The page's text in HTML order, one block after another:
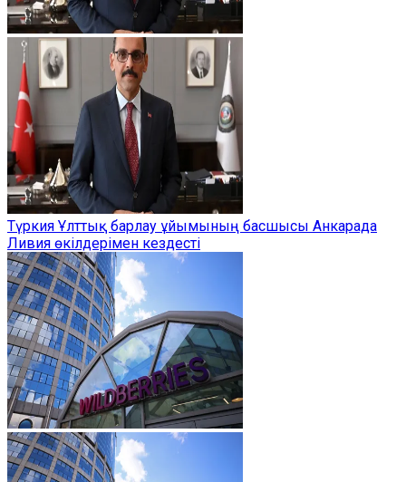
Түркия Ұлттық барлау ұйымының басшысы Анкарада
Ливия өкілдерімен кездесті